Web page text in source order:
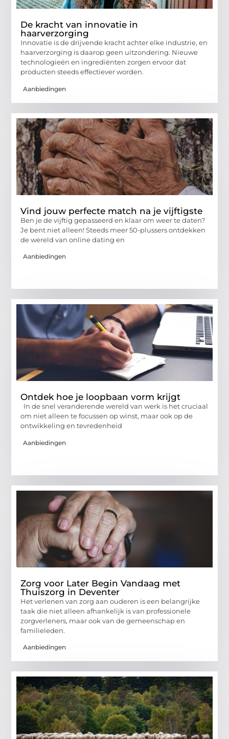
De kracht van innovatie in
haarverzorging
Innovatie is de drijvende kracht achter elke industrie, en
haarverzorging is daarop geen uitzondering. Nieuwe
technologieën en ingrediënten zorgen ervoor dat
producten steeds effectiever worden.
Aanbiedingen
Vind jouw perfecte match na je vijftigste
Ben je de vijftig gepasseerd en klaar om weer te daten?
Je bent niet alleen! Steeds meer 50-plussers ontdekken
de wereld van online dating en
Aanbiedingen
Ontdek hoe je loopbaan vorm krijgt
In de snel veranderende wereld van werk is het cruciaal
om niet alleen te focussen op winst, maar ook op de
ontwikkeling en tevredenheid
Aanbiedingen
Zorg voor Later Begin Vandaag met
Thuiszorg in Deventer
Het verlenen van zorg aan ouderen is een belangrijke
taak die niet alleen afhankelijk is van professionele
zorgverleners, maar ook van de gemeenschap en
familieleden.
Aanbiedingen